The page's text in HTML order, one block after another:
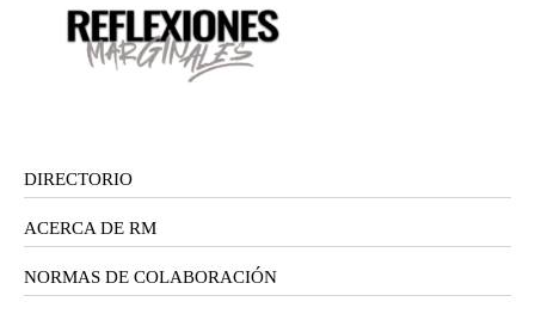
DIRECTORIO
ACERCA DE RM
NORMAS DE COLABORACIÓN